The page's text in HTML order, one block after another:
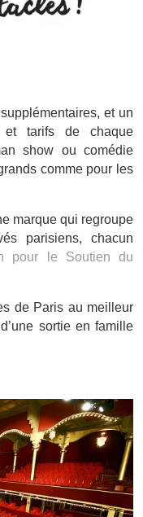
et un
et tarifs de chaque
show ou comédie
comme pour les
marque qui regroupe
parisiens, chacun
pour le Soutien du
de Paris au meilleur
sortie en famille